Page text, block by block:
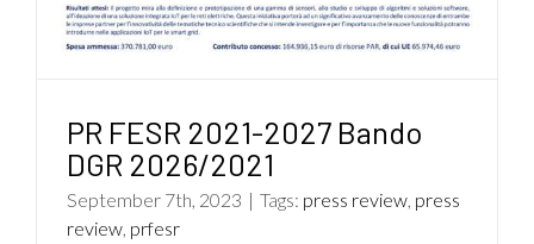
PR FESR 2021-2027 Bando
DGR 2026/2021
September 7th, 2023 | Tags: press review press
review prfesr